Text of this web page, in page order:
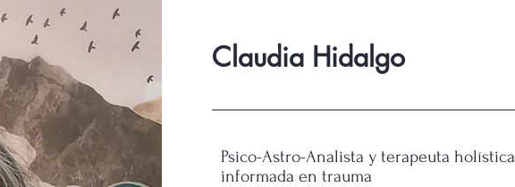
Claudia Hidalgo
Psico-Astro-Analista y terapeuta holística
informada en trauma